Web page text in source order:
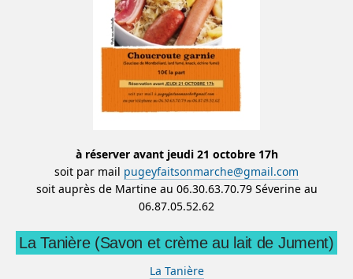
à réserver avant jeudi 21 octobre 17h
soit par mail pugeyfaitsonmarche@gmail.com
soit auprès de Martine au 06.30.63.70.79 Séverine au
06.87.05.52.62
La Tanière (Savon et crème au lait de Jument)
La Tanière